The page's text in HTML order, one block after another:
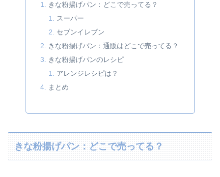
きな粉揚げパン：どこで売ってる？
スーパー
セブンイレブン
きな粉揚げパン：通販はどこで売ってる？
きな粉揚げパンのレシピ
アレンジレシピは？
まとめ
きな粉揚げパン：どこで売ってる？